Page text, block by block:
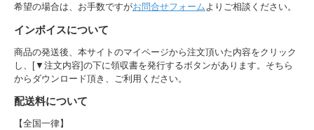
希望の場合は、お手数ですがお問合せフォームよりご相談ください。
インボイスについて
商品の発送後、本サイトのマイページから注文頂いた内容をクリック
し、[▼注文内容]の下に領収書を発行するボタンがあります。そちら
からダウンロード頂き、ご利用ください。
配送料について
【全国一律】